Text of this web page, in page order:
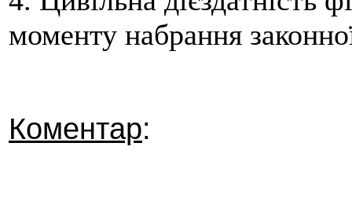
моменту набрання
Коментар: